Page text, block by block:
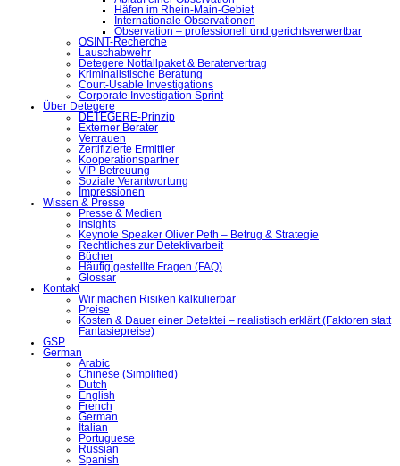
Häfen im Rhein-Main-Gebiet
Internationale Observationen
Observation – professionell und gerichtsverwertbar
OSINT-Recherche
Lauschabwehr
Detegere Notfallpaket & Beratervertrag
Kriminalistische Beratung
Court-Usable Investigations
Corporate Investigation Sprint
Über Detegere
DETEGERE-Prinzip
Externer Berater
Vertrauen
Zertifizierte Ermittler
Kooperationspartner
VIP-Betreuung
Soziale Verantwortung
Impressionen
Wissen & Presse
Presse & Medien
Insights
Keynote Speaker Oliver Peth – Betrug & Strategie
Rechtliches zur Detektivarbeit
Bücher
Häufig gestellte Fragen (FAQ)
Glossar
Kontakt
Wir machen Risiken kalkulierbar
Preise
Kosten & Dauer einer Detektei – realistisch erklärt (Faktoren statt
Fantasiepreise)
GSP
German
Arabic
Chinese (Simplified)
Dutch
English
French
German
Italian
Portuguese
Russian
Spanish